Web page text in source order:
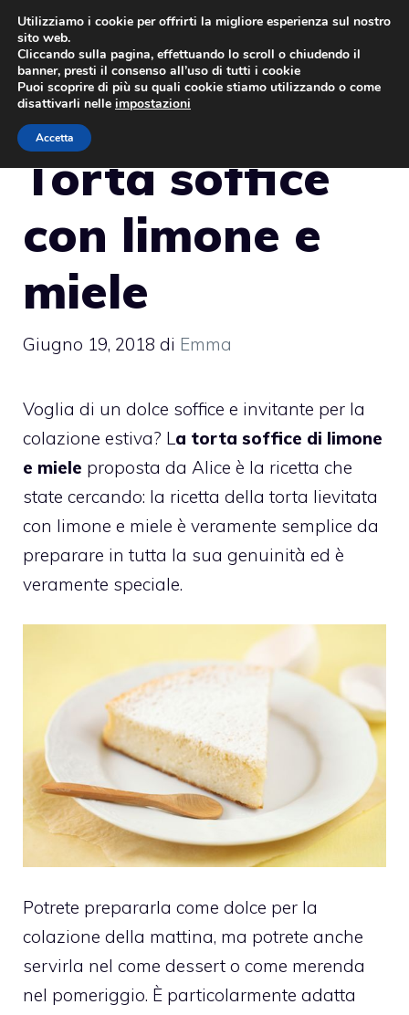
Vai
contenuto
Torta soffice
con limone e
miele
Giugno 19, 2018 di Emma
Voglia di un dolce soffice e invitante per la
colazione estiva? La torta soffice di limone
e miele proposta da Alice è la ricetta che
state cercando: la ricetta della torta lievitata
con limone e miele è veramente semplice da
preparare in tutta la sua genuinità ed è
veramente speciale.
Potrete prepararla come dolce per la
colazione della mattina, ma potrete anche
servirla nel come dessert o come merenda
nel pomeriggio. È particolarmente adatta
Utilizziamo i cookie per offrirti la migliore esperienza sul nostro
sito web.
Cliccando sulla pagina, effettuando lo scroll o chiudendo il
banner, presti il consenso all’uso di tutti i cookie
Puoi scoprire di più su quali cookie stiamo utilizzando o come
disattivarli nelle impostazioni
Accetta